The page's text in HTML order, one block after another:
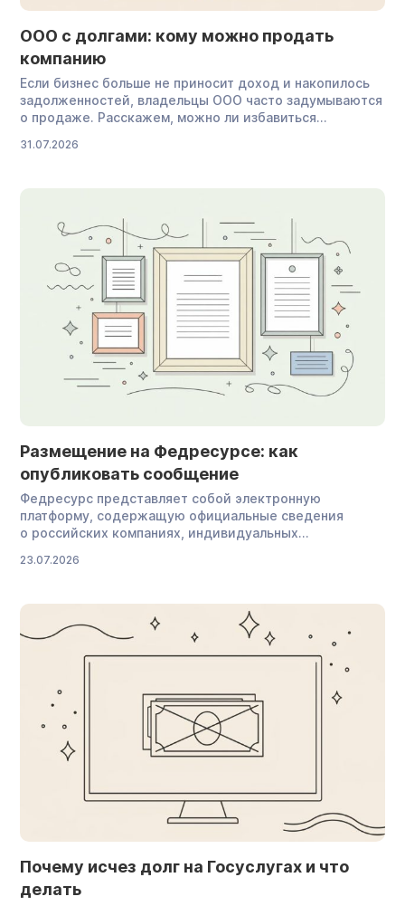
ООО с долгами: кому можно продать
компанию
Если бизнес больше не приносит доход и накопилось
задолженностей, владельцы ООО часто задумываются
о продаже. Расскажем, можно ли избавиться
покупателей нет. Зачем покупают компании с долгами
Погасить задолженность компании бывает дешевле,
приобретают фирмы с долгами и восстанавливают […]
31.07.2026
Размещение на Федресурсе: как
опубликовать сообщение
Федресурс представляет собой электронную
платформу, содержащую официальные сведения
о российских компаниях, индивидуальных
Разберем, какие сведения и в какие сроки нужно
и какая ответственность предусмотрена за нарушение
правил публикации. Федресурс — что это и зачем
здесь публикуют сведения Федресурс (fedresurs.ru) —
это официальный портал, на котором публикуются
юридически значимые сведения о деятельности
юридических […]
23.07.2026
Почему исчез долг на Госуслугах и что
делать